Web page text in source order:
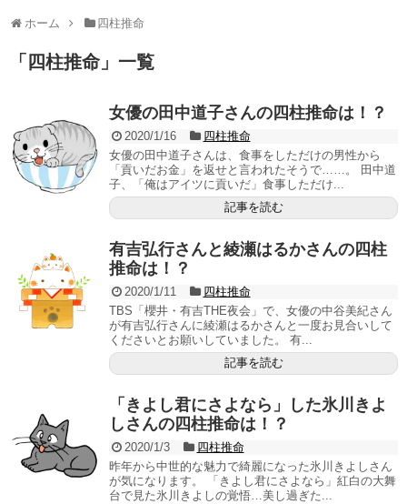
ホーム 四柱推命
「 四柱推命」 一覧
女優の田中道子さんの四柱推命は！？
2020/1/16
四柱推命
女優の田中道子さんは、食事をしただけの男性から
「貢いだお金」を返せと言われたそうで……。 田中道
子、「俺はアイツに貢いだ」食事しただけ...
記事を読む
有吉弘行さんと綾瀬はるかさんの四柱
推命は！？
2020/1/11
四柱推命
TBS「櫻井・有吉THE夜会」で、女優の中谷美紀さん
が有吉弘行さんに綾瀬はるかさんと一度お見合いして
くださいとお願いしていました。 有...
記事を読む
「きよし君にさよなら」した氷川きよ
しさんの四柱推命は！？
2020/1/3
四柱推命
昨年から中世的な魅力で綺麗になった氷川きよしさん
が気になります。 「きよし君にさよなら」紅白の大舞
台で見た氷川きよしの覚悟…美し過ぎた...